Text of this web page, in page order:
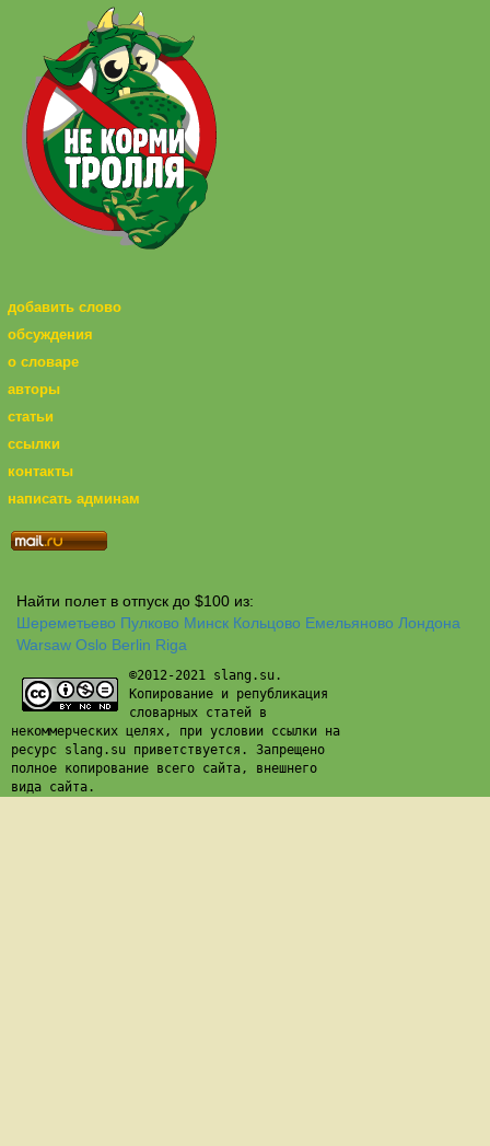
добавить слово
обсуждения
о словаре
авторы
статьи
ссылки
контакты
написать админам
Найти полет в отпуск до $100 из:
Шереметьево Пулково Минск Кольцово Емельяново Лондона
Warsaw Oslo Berlin Riga
©2012-2021 slang.su.
Копирование и републикация
словарных статей в
некоммерческих целях, при условии ссылки на
ресурс slang.su приветствуется. Запрещено
полное копирование всего сайта, внешнего
вида сайта.